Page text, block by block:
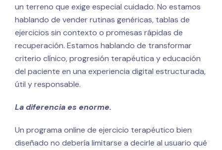
un terreno que exige especial cuidado. No estamos
hablando de vender rutinas genéricas, tablas de
ejercicios sin contexto o promesas rápidas de
recuperación. Estamos hablando de transformar
criterio clínico, progresión terapéutica y educación
del paciente en una experiencia digital estructurada,
útil y responsable.
La diferencia es enorme.
Un programa online de ejercicio terapéutico bien
diseñado no debería limitarse a decirle al usuario qué